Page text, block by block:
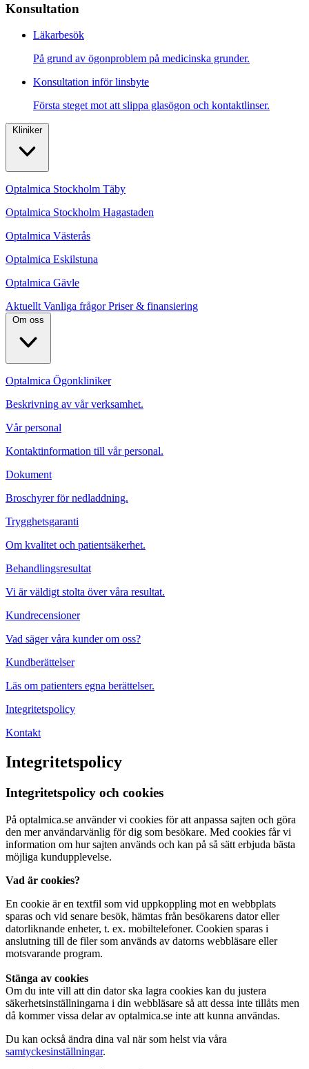
Konsultation
Läkarbesök
På grund av ögonproblem på medicinska grunder.
Konsultation inför linsbyte
Första steget mot att slippa glasögon och kontaktlinser.
Kliniker
Optalmica Stockholm Täby
Optalmica Stockholm Hagastaden
Optalmica Västerås
Optalmica Eskilstuna
Optalmica Gävle
Aktuellt Vanliga frågorPriser & finansiering
Om oss
Optalmica Ögonkliniker
Beskrivning av vår verksamhet.
Vår personal
Kontaktinformation till vår personal.
Dokument
Broschyrer för nedladdning.
Trygghetsgaranti
Om kvalitet och patientsäkerhet.
Behandlingsresultat
Vi är väldigt stolta över våra resultat.
Kundrecensioner
Vad säger våra kunder om oss?
Kundberättelser
Läs om patienters egna berättelser.
Integritetspolicy
Kontakt
Integritetspolicy
Integritetspolicy och cookies
På optalmica.se använder vi cookies för att anpassa sajten och göra
den mer användarvänlig för dig som besökare. Med cookies får vi
information om hur sajten används och kan på så sätt erbjuda bästa
möjliga kundupplevelse.
Vad är cookies?
En cookie är en textfil som vid uppkoppling mot en webbplats
sparas och vid senare besök, hämtas från besökarens dator eller
datorliknande enheter, t. ex. mobiltelefoner. Cookien sparas i
anslutning till de filer som används av datorns webbläsare eller
motsvarande program.
Stänga av cookies
Om du inte vill att din dator ska lagra cookies kan du justera
säkerhetsinställningarna i din webbläsare så att dessa inte tillåts men
då kommer vissa delar av optalmica.se inte att kunna användas.
Du kan också ändra dina val när som helst via våra
samtyckesinställningar.